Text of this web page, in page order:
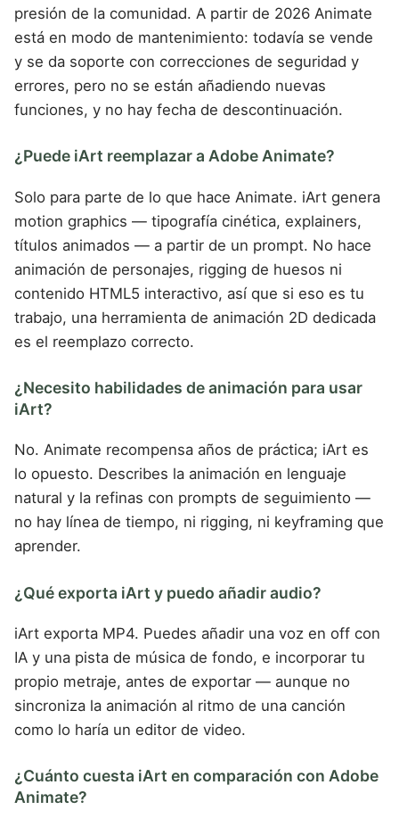
presión de la comunidad. A partir de 2026 Animate
está en modo de mantenimiento: todavía se vende
y se da soporte con correcciones de seguridad y
errores, pero no se están añadiendo nuevas
funciones, y no hay fecha de descontinuación.
¿Puede iArt reemplazar a Adobe Animate?
Solo para parte de lo que hace Animate. iArt genera
motion graphics — tipografía cinética, explainers,
títulos animados — a partir de un prompt. No hace
animación de personajes, rigging de huesos ni
contenido HTML5 interactivo, así que si eso es tu
trabajo, una herramienta de animación 2D dedicada
es el reemplazo correcto.
¿Necesito habilidades de animación para usar
iArt?
No. Animate recompensa años de práctica; iArt es
lo opuesto. Describes la animación en lenguaje
natural y la refinas con prompts de seguimiento —
no hay línea de tiempo, ni rigging, ni keyframing que
aprender.
¿Qué exporta iArt y puedo añadir audio?
iArt exporta MP4. Puedes añadir una voz en off con
IA y una pista de música de fondo, e incorporar tu
propio metraje, antes de exportar — aunque no
sincroniza la animación al ritmo de una canción
como lo haría un editor de video.
¿Cuánto cuesta iArt en comparación con Adobe
Animate?